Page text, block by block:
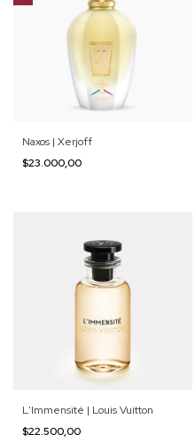
Naxos | Xerjoff
$23.000,00
L'Immensité | Louis Vuitton
$22.500,00